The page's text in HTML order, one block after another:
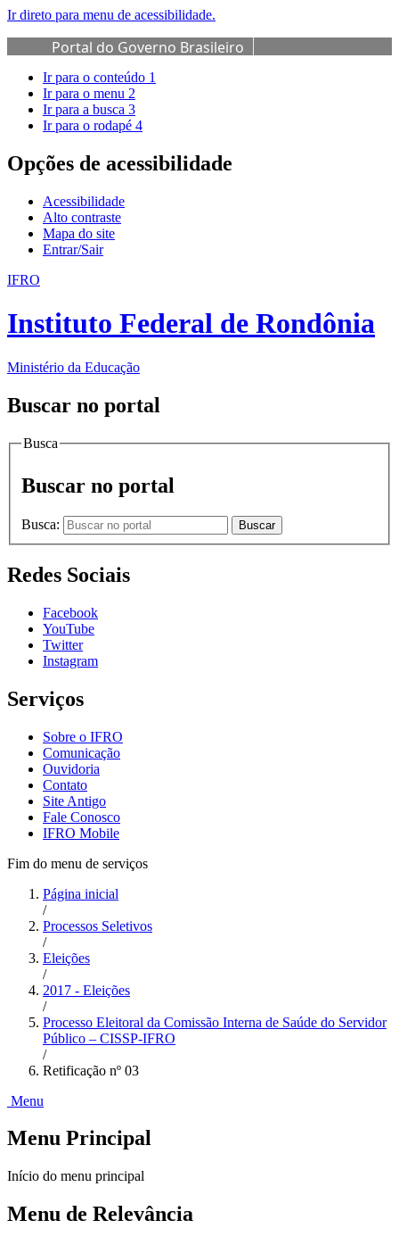
Ir direto para menu de acessibilidade.
Portal do Governo Brasileiro
Ir para o conteúdo 1
Ir para o menu 2
Ir para a busca 3
Ir para o rodapé 4
Opções de acessibilidade
Acessibilidade
Alto contraste
Mapa do site
Entrar/Sair
IFRO
Instituto Federal de Rondônia
Ministério da Educação
Buscar no portal
Busca
Buscar no portal
Busca: Buscar
Redes Sociais
Facebook
YouTube
Twitter
Instagram
Serviços
Sobre o IFRO
Comunicação
Ouvidoria
Contato
Site Antigo
Fale Conosco
IFRO Mobile
Fim do menu de serviços
Página inicial
/
Processos Seletivos
/
Eleições
/
2017 - Eleições
/
Processo Eleitoral da Comissão Interna de Saúde do Servidor
Público – CISSP-IFRO
/
Retificação nº 03
Menu
Menu Principal
Início do menu principal
Menu de Relevância